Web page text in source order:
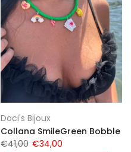
Doci's Bijoux
Collana SmileGreen Bobble
€41,00 €34,00